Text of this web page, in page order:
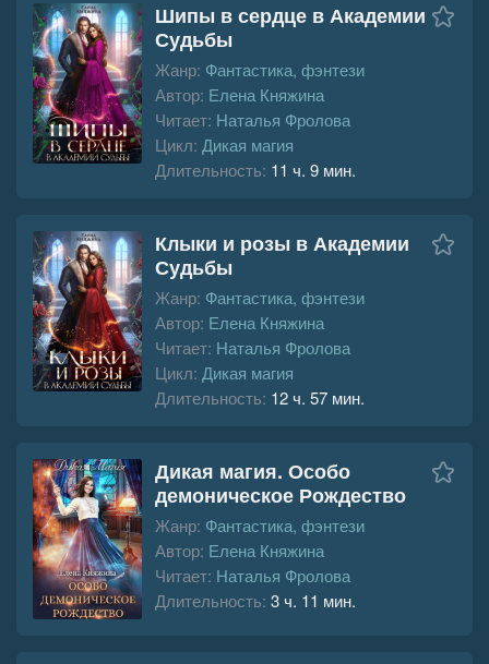
Шипы в сердце в Академии
Судьбы
Жанр: Фантастика, фэнтези
Автор: Елена Княжина
Читает: Наталья Фролова
Цикл: Дикая магия
Длительность: 11 ч. 9 мин.
Клыки и розы в Академии
Судьбы
Жанр: Фантастика, фэнтези
Автор: Елена Княжина
Читает: Наталья Фролова
Цикл: Дикая магия
Длительность: 12 ч. 57 мин.
Дикая магия. Особо
демоническое Рождество
Жанр: Фантастика, фэнтези
Автор: Елена Княжина
Читает: Наталья Фролова
Длительность: 3 ч. 11 мин.